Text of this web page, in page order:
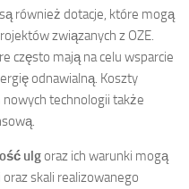
również dotacje, które mogą
związanych z OZE.
często mają na celu wsparcie
odnawialną. Koszty
technologii także
ulgoraz ich warunki mogą
skali realizowanego